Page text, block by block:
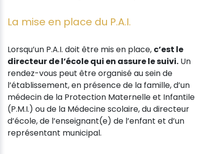
La mise en place du P.A.I.
Lorsqu’un P.A.I. doit être mis en place, c’est le
directeur de l’école qui en assure le suivi. Un
rendez-vous peut être organisé au sein de
l’établissement, en présence de la famille, d’un
médecin de la Protection Maternelle et Infantile
(P.M.I.) ou de la Médecine scolaire, du directeur
d’école, de l’enseignant(e) de l’enfant et d’un
représentant municipal.